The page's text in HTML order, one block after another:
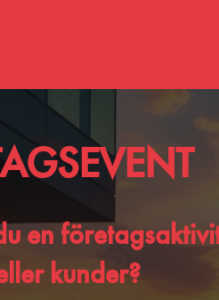
en
kunder?